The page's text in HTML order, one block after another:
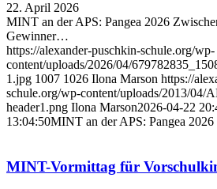
22. April 2026
MINT an der APS: Pangea 2026
Gewinner…
https://alexander-puschkin-schule.org/wp-
content/uploads/2026/04/
1.jpg 1007 1026 Ilona Marson https://
schule.org/wp-content/uploads/2013/04/
header1.png Ilona Marson2026-04-22
13:04:50MINT an der APS: Pangea
MINT-Vormittag für